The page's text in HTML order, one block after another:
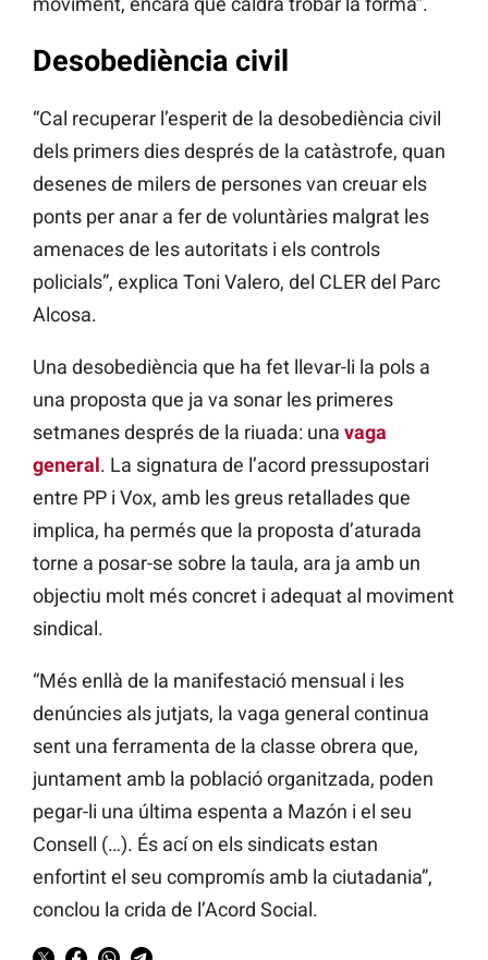
Desobediència civil
“Cal recuperar l’esperit de la desobediència civil
dels primers dies després de la catàstrofe, quan
desenes de milers de persones van creuar els
ponts per anar a fer de voluntàries malgrat les
amenaces de les autoritats i els controls
policials”, explica Toni Valero, del CLER del Parc
Alcosa.
Una desobediència que ha fet llevar-li la pols a
una proposta que ja va sonar les primeres
setmanes després de la riuada: una vaga
general. La signatura de l’acord pressupostari
entre PP i Vox, amb les greus retallades que
implica, ha permés que la proposta d’aturada
torne a posar-se sobre la taula, ara ja amb un
objectiu molt més concret i adequat al moviment
sindical.
“Més enllà de la manifestació mensual i les
denúncies als jutjats, la vaga general continua
sent una ferramenta de la classe obrera que,
juntament amb la població organitzada, poden
pegar-li una última espenta a Mazón i el seu
Consell (…). És ací on els sindicats estan
enfortint el seu compromís amb la ciutadania”,
conclou la crida de l’Acord Social.